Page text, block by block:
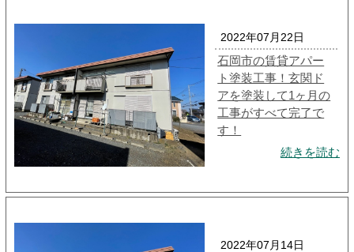
2022年07月22日
石岡市の賃貸アパー
ト塗装工事！玄関ド
アを塗装して1ヶ月の
工事がすべて完了で
す！
続きを読む
2022年07月14日